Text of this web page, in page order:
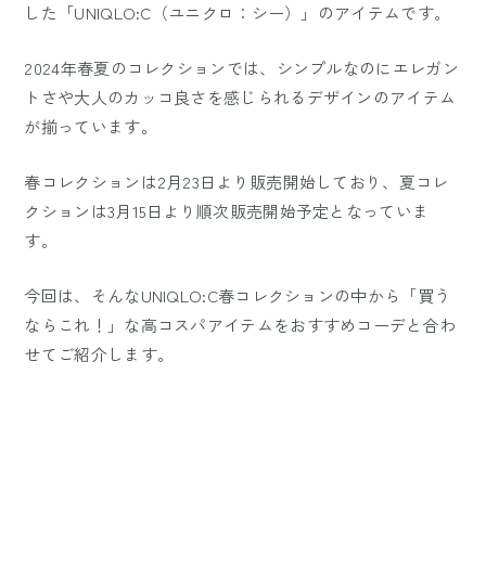
した「UNIQLO:C（ユニクロ：シー）」のアイテムです。
2024年春夏のコレクションでは、シンプルなのにエレガン
トさや大人のカッコ良さを感じられるデザインのアイテム
が揃っています。
春コレクションは2月23日より販売開始しており、夏コレ
クションは3月15日より順次販売開始予定となっていま
す。
今回は、そんなUNIQLO:C春コレクションの中から「買う
ならこれ！」な高コスパアイテムをおすすめコーデと合わ
せてご紹介します。